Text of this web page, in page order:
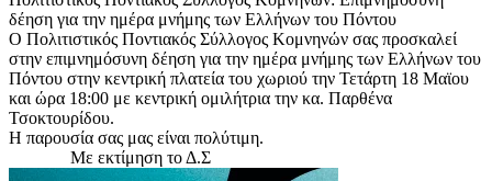
δέηση για την ημέρα μνήμης των Ελλήνων του Πόντου
Ο Πολιτιστικός Ποντιακός Σύλλογος Κομνηνών σας προσκαλεί
στην επιμνημόσυνη δέηση για την ημέρα μνήμης των Ελλήνων του
Πόντου στην κεντρική πλατεία του χωριού την Τετάρτη 18 Μαϊου
και ώρα 18:00 με κεντρική ομιλήτρια την κα. Παρθένα
Τσοκτουρίδου.
Η παρουσία σας μας είναι πολύτιμη.
Με εκτίμηση το Δ.Σ